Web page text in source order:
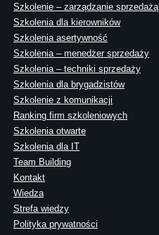
Szkolenie – zarządzanie sprzedażą
Szkolenia dla kierowników
Szkolenia asertywność
Szkolenia – menedżer sprzedaży
Szkolenia – techniki sprzedaży
Szkolenia dla brygadzistów
Szkolenie z komunikacji
Ranking firm szkoleniowych
Szkolenia otwarte
Szkolenia dla IT
Team Building
Kontakt
Wiedza
Strefa wiedzy
Polityka prywatności